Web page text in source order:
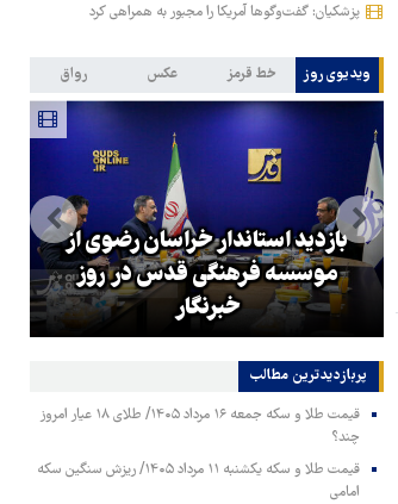
پزشکیان: گفت‌وگوها آمریکا را مجبور به همراهی کرد
ویدیوی روز خط قرمز عکس رواق
بازدید استاندار خراسان رضوی از
موسسه فرهنگی قدس در روز
خبرنگار
پربازدیدترین‌ مطالب
قیمت طلا و سکه جمعه ۱۶ مرداد ۱۴۰۵/ طلای ۱۸ عیار امروز
چند؟
قیمت طلا و سکه یکشنبه ۱۱ مرداد ۱۴۰۵/ ریزش سنگین سکه
امامی